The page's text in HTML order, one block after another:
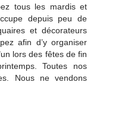
tous les mardis et
depuis peu de
et décorateurs
afin d’y organiser
lors des fêtes de fin
Toutes nos
Nous ne vendons